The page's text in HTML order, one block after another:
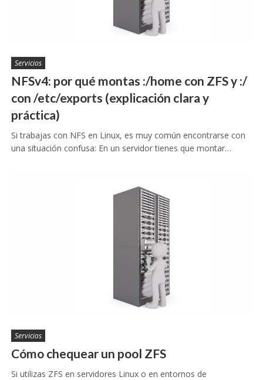
Servicios
NFSv4: por qué montas :/home con ZFS y :/
con /etc/exports (explicación clara y
práctica)
Si trabajas con NFS en Linux, es muy común encontrarse con
una situación confusa: En un servidor tienes que montar…
Servicios
Cómo chequear un pool ZFS
Si utilizas ZFS en servidores Linux o en entornos de